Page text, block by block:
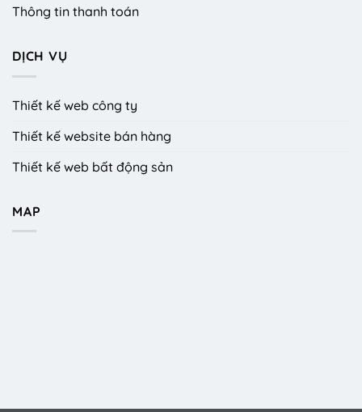
Thông tin thanh toán
DỊCH VỤ
Thiết kế web công ty
Thiết kế website bán hàng
Thiết kế web bất động sản
MAP